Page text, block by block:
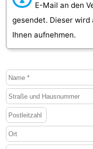
E-Mail an den
gesendet. Dieser
Ihnen aufnehmen.